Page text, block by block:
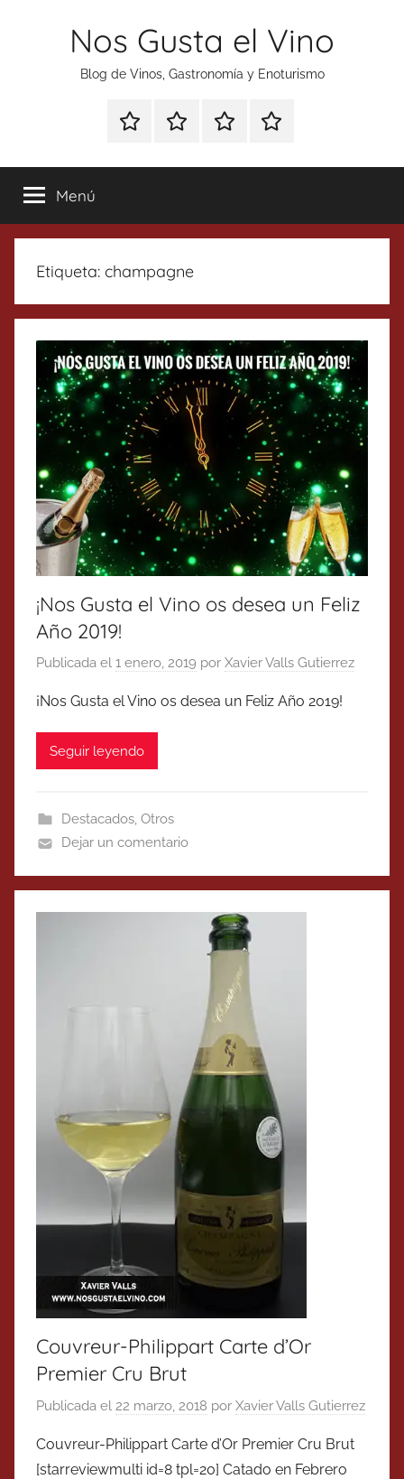
Nos Gusta el Vino
Blog de Vinos, Gastronomía y Enoturismo
Especial
Tonics
Enoturismo
Gastronomía
RankingContacto
Menú
Etiqueta: champagne
¡Nos Gusta el Vino os desea un Feliz
Año 2019!
Publicada el 1 enero, 2019 por Xavier Valls Gutierrez
¡Nos Gusta el Vino os desea un Feliz Año 2019!
Seguir leyendo
Destacados, Otros
Dejar un comentario
Couvreur-Philippart Carte d’Or
Premier Cru Brut
Publicada el 22 marzo, 2018 por Xavier Valls Gutierrez
Couvreur-Philippart Carte d’Or Premier Cru Brut
[starreviewmulti id=8 tpl=20] Catado en Febrero